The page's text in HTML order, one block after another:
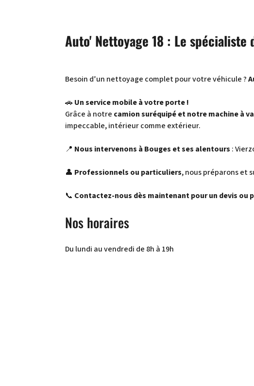
Auto' Nettoyage 18 : Le
Besoin d’un nettoyage complet pour votre véhicule ?
🚗 Un service mobile à votre porte !
Grâce à notre camion suréquipé et notre machine à
impeccable, intérieur comme extérieur.
📍 Nous intervenons à Bouges et ses alentours :
👤 Professionnels ou particuliers, nous préparons et
📞 Contactez-nous dès maintenant pour un devis ou
Nos horaires
Du lundi au vendredi de 8h à 19h